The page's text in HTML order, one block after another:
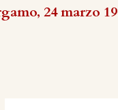
24 marzo